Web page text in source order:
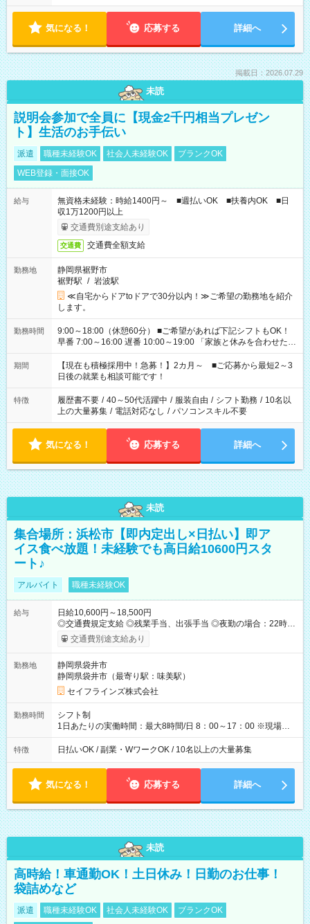
気になる！ 応募する 詳細へ
掲載日：2026.07.29
未読
説明会参加で全員に【現金2千円相当プレゼン
ト】生活のお手伝い
派遣 職種未経験OK 社会人未経験OK
ブランクOK
WEB登録・面接OK
給与
無資格未経験：時給1400円～ ■週払いOK ■扶養内OK ■日
収1万1200円以上
交通費別途支給あり
交通費 交通費全額支給
勤務地
静岡県裾野市
裾野駅 / 岩波駅
≪自宅からドアtoドアで30分以内！≫ご希望の勤務地を紹介
します。
勤務時間
9:00～18:00（休憩60分） ■ご希望があれば下記シフトもOK！
早番 7:00～16:00 遅番 10:00～19:00 「家族と休みを合わせた
い」 「余裕を持って夕飯の準備がしたい」 「できれば残業はし
たくない」 など、ご希望を教えてくださいね。 ※Wワーク希望
の方へ 今ご覧のお仕事で希望する勤務時間と、もう1つのお仕事
の勤務時間。 合計で週40時間を超える場合は応募できません。
期間
【現在も積極採用中！急募！】2カ月～ ■ご応募から最短2～3
日後の就業も相談可能です！
特徴 履歴書不要 / 40～50代活躍中 / 服装自由 / シフト勤務 / 10名以
上の大量募集 / 電話対応なし / パソコンスキル不要
気になる！ 応募する 詳細へ
未読
集合場所：浜松市【即内定出し×日払い】即ア
イス食べ放題！未経験でも高日給10600円スタ
ート♪
アルバイト 職種未経験OK
給与
日給10,600円～18,500円
◎交通費規定支給 ◎残業手当、出張手当 ◎夜勤の場合：22時～
翌5時は割増給与 ◎日払い・週払い可(希望者／条件有) ◎社食あ
ダブルワークも可能です☺ ◎髪色、ピアス、タトゥーOK おしゃ
れも自由に楽しめます！ 【試用期間】試用期間あり 試用期間の
長さ：3ヶ月 雇用形態、給与は本採用時と同じです。
交通費別途支給あり
勤務地
静岡県袋井市
静岡県袋井市（最寄り駅：味美駅）
セイフラインズ株式会社
勤務時間
シフト制
1日あたりの実働時間：最大8時間/日 8：00～17：00 ※現場によ
っては多少時間は前後します ▶残業ほとんどなし！ ▶時間より
早く終わることの方が多いと思います。現場によっては午前中
望の方は夜勤（21:00～6:00）のお仕事も可能。
特徴 日払いOK / 副業・WワークOK / 10名以上の大量募集
気になる！ 応募する 詳細へ
未読
高時給！車通勤OK！土日休み！日勤のお仕事！
袋詰めなど
派遣 職種未経験OK 社会人未経験OK
ブランクOK